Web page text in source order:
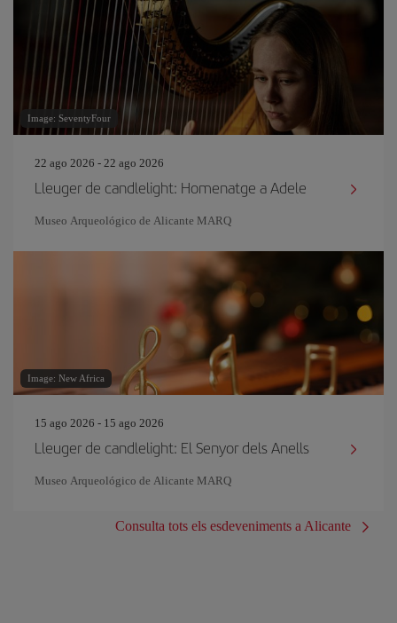
Image: SeventyFour
22 ago 2026 - 22 ago 2026
Lleuger de candlelight: Homenatge a Adele
Museo Arqueológico de Alicante MARQ
Image: New Africa
15 ago 2026 - 15 ago 2026
Lleuger de candlelight: El Senyor dels Anells
Museo Arqueológico de Alicante MARQ
Consulta tots els esdeveniments a Alicante